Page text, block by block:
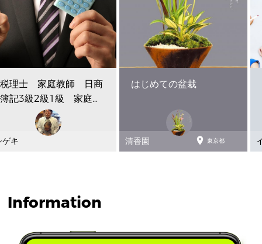
税理士 家庭教師 日商
簿記3級2級1級 家庭教
師 Skype・プライベ...
ゲキ
はじめての盆栽
清香園  東京都
Information